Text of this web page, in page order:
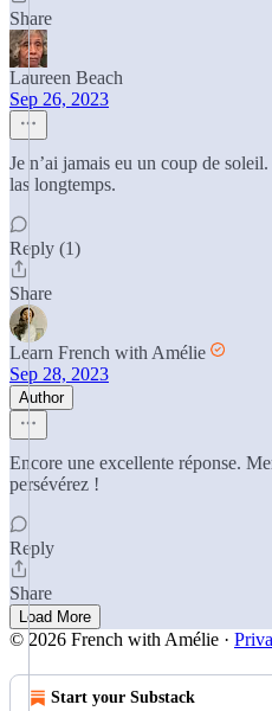
Share
Laureen Beach
Sep 26, 2023
Je n’ai jamais eu un coup de
las longtemps.
Reply (1)
Share
Learn French with Amélie
Sep 28, 2023
Author
Encore une excellente réponse.
persévérez !
Reply
Share
Load More
© 2026 French with Amélie ·
Start your Substack